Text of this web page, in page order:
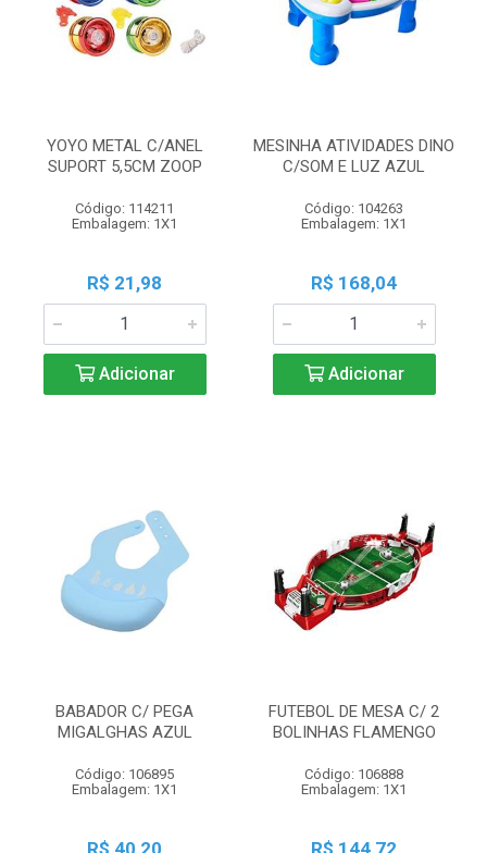
YOYO METAL C/ANEL
SUPORT 5,5CM ZOOP
Código: 114211
Embalagem: 1X1
R$ 21,98
Adicionar
MESINHA ATIVIDADES DINO
C/SOM E LUZ AZUL
Código: 104263
Embalagem: 1X1
R$ 168,04
Adicionar
BABADOR C/ PEGA
MIGALGHAS AZUL
Código: 106895
Embalagem: 1X1
R$ 40,20
FUTEBOL DE MESA C/ 2
BOLINHAS FLAMENGO
Código: 106888
Embalagem: 1X1
R$ 144,72